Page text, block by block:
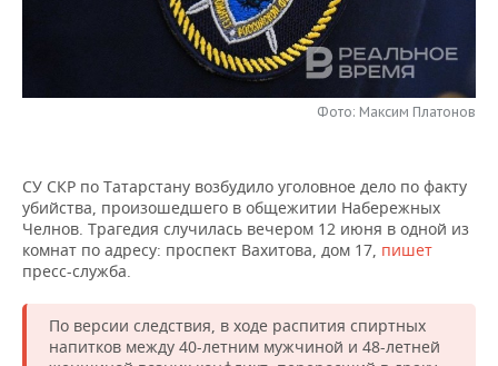
РОЗНИЧНАЯ ТОРГОВЛЯ
ТРАНСПОРТ
НОВОСТИ ТЕХНОЛОГИЙ
IT
ТЕЛЕКОММУНИКАЦИИ
НОВОСТИ МЕРОПРИЯТИЙ
БИЗНЕС-БРАНЧИ
ONLINE-КОНФЕРЕНЦИИ
СПОРТ
ФУТБОЛ
ХОККЕЙ
ВОЛЕЙБОЛ
НОВОСТИ ОБЩЕСТВА
ВЛАСТЬ
ИСТОРИЯ
ФОТОГАЛЕРЕЯ
СЮЖЕТЫ
СПРАВОЧНИК
СПИСОК ПЕРСОН
ПОЛНАЯ ВЕРСИЯ
Фото: Максим Платонов
СУ СКР по Татарстану возбудило уголовное дело по факту
убийства, произошедшего в общежитии Набережных
Челнов. Трагедия случилась вечером 12 июня в одной из
комнат по адресу: проспект Вахитова, дом 17, пишет
пресс-служба.
По версии следствия, в ходе распития спиртных
напитков между 40-летним мужчиной и 48-летней